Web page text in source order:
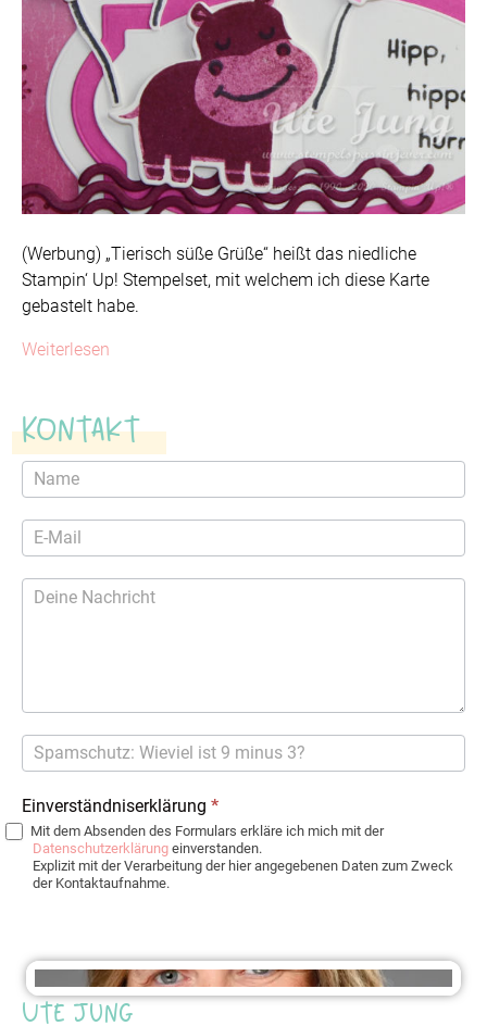
(Werbung) „Tierisch süße Grüße“ heißt das niedliche
Stampin‘ Up! Stempelset, mit welchem ich diese Karte
gebastelt habe.
Weiterlesen
Kontakt
Kontaktformular
Einverständniserklärung *
Mit dem Absenden des Formulars erkläre ich mich mit der
Datenschutzerklärung einverstanden.
Explizit mit der Verarbeitung der hier angegebenen Daten zum Zweck
der Kontaktaufnahme.
Ute Jung